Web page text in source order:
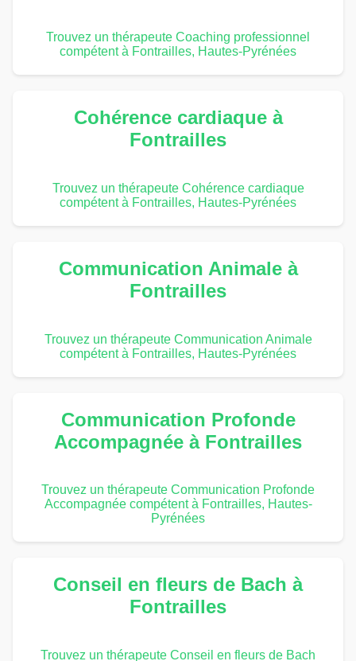
Trouvez un thérapeute Coaching professionnel
compétent à Fontrailles, Hautes-Pyrénées
Cohérence cardiaque à
Fontrailles
Trouvez un thérapeute Cohérence cardiaque
compétent à Fontrailles, Hautes-Pyrénées
Communication Animale à
Fontrailles
Trouvez un thérapeute Communication Animale
compétent à Fontrailles, Hautes-Pyrénées
Communication Profonde
Accompagnée à Fontrailles
Trouvez un thérapeute Communication Profonde
Accompagnée compétent à Fontrailles, Hautes-
Pyrénées
Conseil en fleurs de Bach à
Fontrailles
Trouvez un thérapeute Conseil en fleurs de Bach